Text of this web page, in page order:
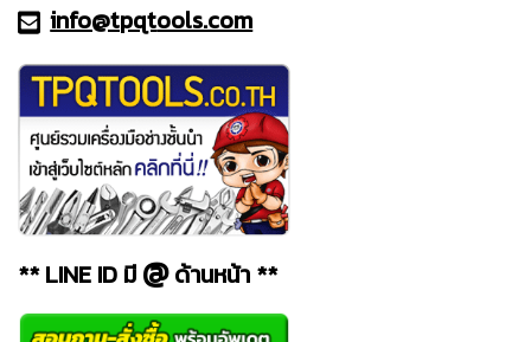
info@tpqtools.com
** LINE ID มี @ด้านหน้า **